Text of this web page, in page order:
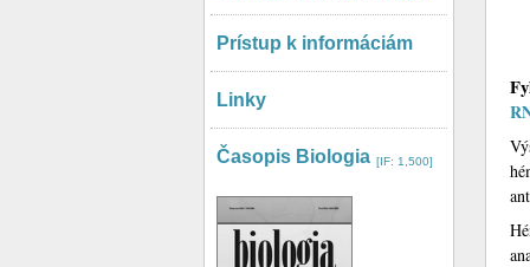
Prístup k informáciám
Linky
Časopis Biologia [IF: 1,500]